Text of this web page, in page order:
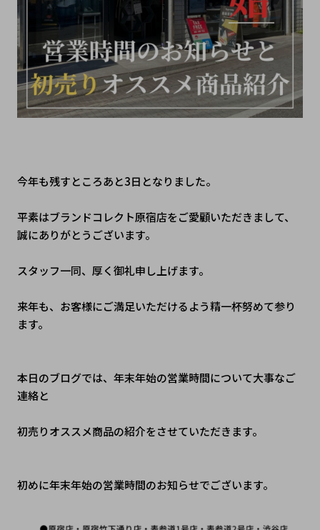
今年も残すところあと3日となりました。
平素はブランドコレクト原宿店をご愛顧いただきまして、
誠にありがとうございます。
スタッフ一同、厚く御礼申し上げます。
来年も、お客様にご満足いただけるよう精一杯努めて参り
ます。
本日のブログでは、年末年始の営業時間について大事なご
連絡と
初売りオススメ商品の紹介をさせていただきます。
初めに年末年始の営業時間のお知らせでございます。